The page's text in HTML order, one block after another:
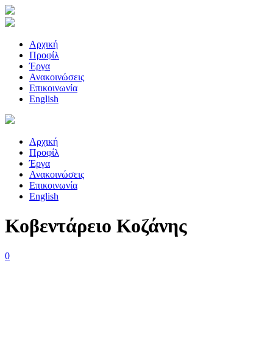
Αρχική
Προφίλ
Έργα
Ανακοινώσεις
Επικοινωνία
English
Αρχική
Προφίλ
Έργα
Ανακοινώσεις
Επικοινωνία
English
Κοβεντάρειο Κοζάνης
0